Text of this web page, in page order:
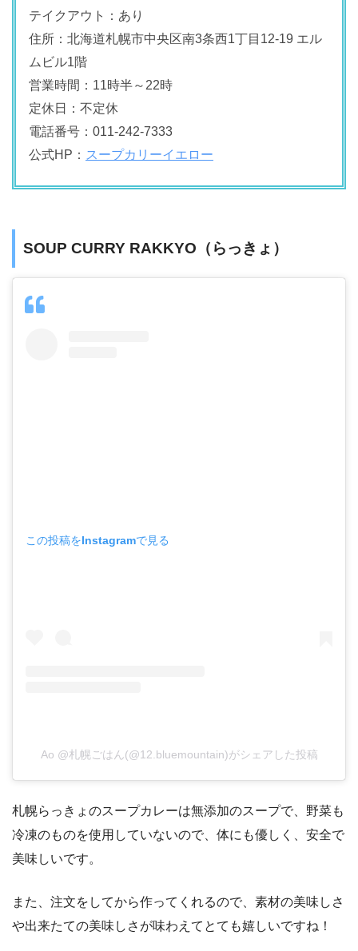
テイクアウト：あり
住所：北海道札幌市中央区南3条西1丁目12-19 エル
ムビル1階
営業時間：11時半～22時
定休日：不定休
電話番号：011-242-7333
公式HP： スープカリーイエロー
SOUP CURRY RAKKYO（らっきょ）
この投稿をInstagramで見る
Ao @札幌ごはん(@12.bluemountain)がシェアした投稿
札幌らっきょのスープカレーは無添加のスープで、野菜も
冷凍のものを使用していないので、体にも優しく、安全で
美味しいです。
また、注文をしてから作ってくれるので、素材の美味しさ
や出来たての美味しさが味わえてとても嬉しいですね！